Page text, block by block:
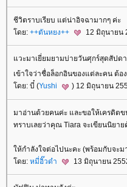
ชีวิตราบเรียบ แต่น่าอิจฉามากๆ ค่ะ
ดย: ++ตันหยง++ 12 มิถุนายน
วะมาเยี่ยมยามบ่ายวันศุกร์สุดสัปด
เข้าใจว่าชื่อล็อกอินของแต่ละคน ต้อ
ดย: บี๋ (Yushi ) 12 มิถุนายน
มาอ่านด้วยคนค่ะ และขอให้เครดิต
ทราบเลยว่าคุณ Tiara จะเขียนนิยา
ห้กำลังใจต่อไปนะคะ (พร้อมกับจะ
ดย: หมี่อิ๊วดำ 13 มิถุนายน